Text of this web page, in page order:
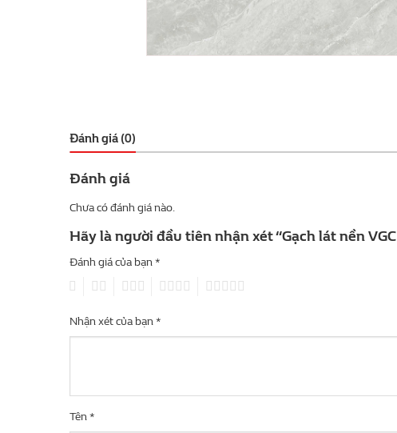
Đánh giá (0)
Đánh giá
Chưa có đánh giá nào.
Hãy là người đầu tiên nhận xét “Gạch lát nền
Đánh giá của bạn*
Nhận xét của bạn*
Tên*